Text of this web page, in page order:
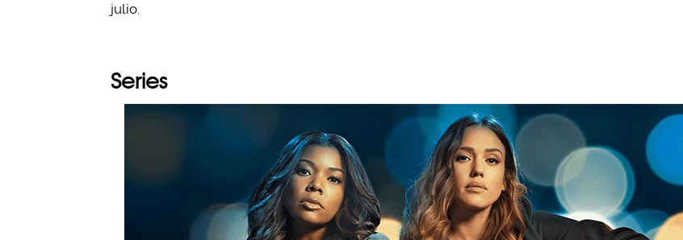
julio.
Series